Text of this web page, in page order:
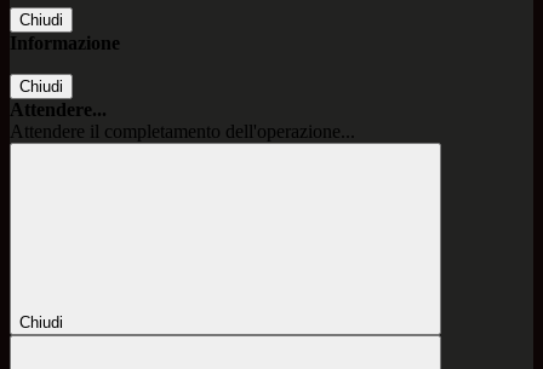
Chiudi
Informazione
Chiudi
Attendere...
Attendere il completamento dell'operazione...
Chiudi